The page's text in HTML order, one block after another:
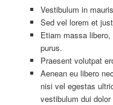
Vestibulum in
Sed vel lorem et
Etiam massa
purus.
Praesent volutpat
Aenean eu libero
nisi vel egestas
vestibulum dui